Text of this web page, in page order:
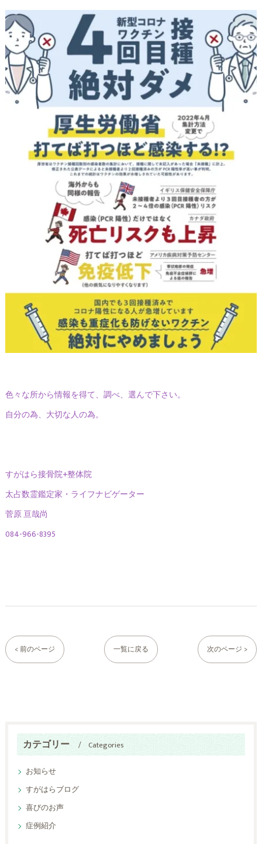
色々な所から情報を得て、調べ、選んで下さい。
自分の為、大切な人の為。
すがはら接骨院+整体院
太占数霊鑑定家・ライフナビゲーター
菅原 亘哉尚
084-966-8395
< 前のページ 一覧に戻る 次のページ >
カテゴリー Categories
お知らせ
すがはらブログ
喜びのお声
症例紹介